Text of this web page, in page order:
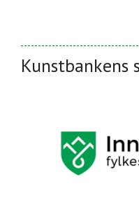
Kunstbankens